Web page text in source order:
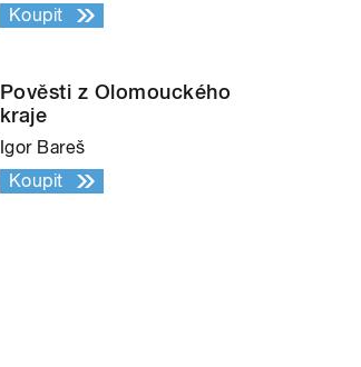
Koupit
Pověsti z Olomouckého
kraje
Igor Bareš
Koupit